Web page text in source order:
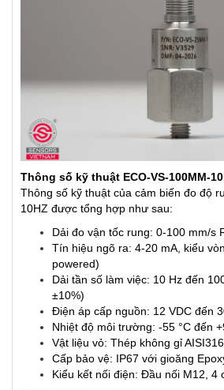
Thông số kỹ thuật ECO-VS-100MM-
Thông số kỹ thuật của cảm biến đo độ
10HZ được tổng hợp như sau:
Dải đo vận tốc rung: 0-100 mm/s
Tín hiệu ngõ ra: 4-20 mA, kiểu
powered)
Dải tần số làm việc: 10 Hz đến
±10%)
Điện áp cấp nguồn: 12 VDC đến
Nhiệt độ môi trường: -55 °C đến
Vật liệu vỏ: Thép không gỉ
Cấp bảo vệ: IP67 với gioăng
Kiểu kết nối điện: Đầu nối M12, 4